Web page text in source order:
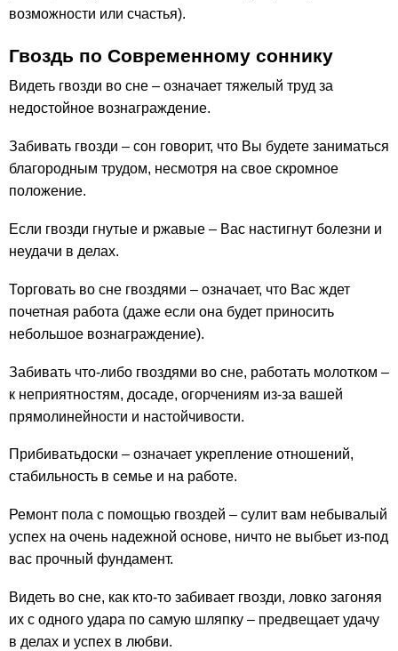
возможности или счастья).
Гвоздь по Современному соннику
Видеть гвозди во сне – означает тяжелый труд за
недостойное вознаграждение.
Забивать гвозди – сон говорит, что Вы будете заниматься
благородным трудом, несмотря на свое скромное
положение.
Если гвозди гнутые и ржавые – Вас настигнут болезни и
неудачи в делах.
Торговать во сне гвоздями – означает, что Вас ждет
почетная работа (даже если она будет приносить
небольшое вознаграждение).
Забивать что-либо гвоздями во сне, работать молотком –
к неприятностям, досаде, огорчениям из-за вашей
прямолинейности и настойчивости.
Прибиватьдоски – означает укрепление отношений,
стабильность в семье и на работе.
Ремонт пола с помощью гвоздей – сулит вам небывалый
успех на очень надежной основе, ничто не выбьет из-под
вас прочный фундамент.
Видеть во сне, как кто-то забивает гвозди, ловко загоняя
их с одного удара по самую шляпку – предвещает удачу
в делах и успех в любви.